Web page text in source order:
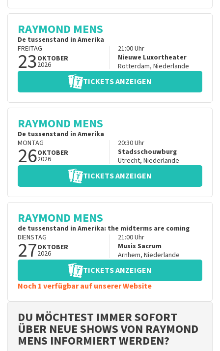
RAYMOND MENS
De tussenstand in Amerika
FREITAG
23OKTOBER
2026
21:00Uhr
Nieuwe Luxortheater
Rotterdam, Niederlande
TICKETS ANZEIGEN
RAYMOND MENS
De tussenstand in Amerika
MONTAG
26OKTOBER
2026
20:30Uhr
Stadsschouwburg
Utrecht, Niederlande
TICKETS ANZEIGEN
RAYMOND MENS
de tussenstand in Amerika: the midterms are coming
DIENSTAG
27OKTOBER
2026
21:00Uhr
Musis Sacrum
Arnhem, Niederlande
TICKETS ANZEIGEN
Noch 1 verfügbar auf unserer Website
DU MÖCHTEST IMMER SOFORT
ÜBER NEUE SHOWS VON RAYMOND
MENS INFORMIERT WERDEN?